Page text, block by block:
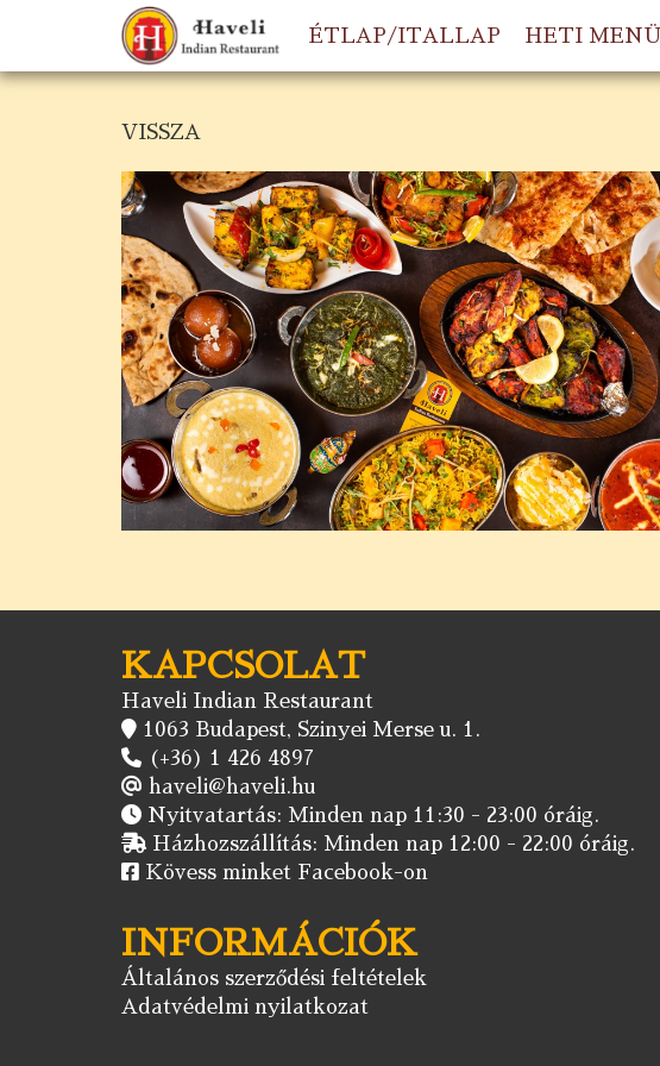
ÉTLAP/ITALLAP HETI MENÜ
VISSZA
KAPCSOLAT
Haveli Indian Restaurant
1063 Budapest, Szinyei Merse u. 1.
(+36) 1 426 4897
haveli@haveli.hu
Nyitvatartás: Minden nap 11:30 - 23:00 óráig.
Házhozszállítás: Minden nap 12:00 - 22:00 óráig.
Kövess minket Facebook-on
INFORMÁCIÓK
Általános szerződési feltételek
Adatvédelmi nyilatkozat